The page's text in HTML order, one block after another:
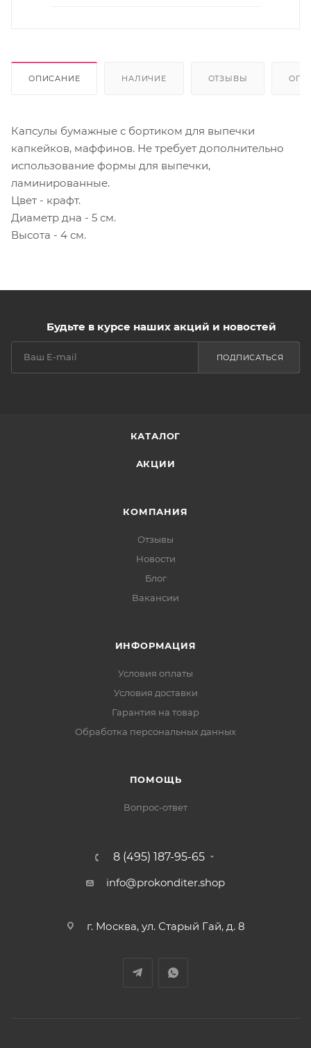
ОПИСАНИЕ НАЛИЧИЕ ОТЗЫВЫ
Капсулы бумажные с бортиком для выпечки
капкейков, маффинов. Не требует дополнительно
использование формы для выпечки,
ламинированные.
Цвет - крафт.
Диаметр дна - 5 см.
Высота - 4 см.
Будьте в курсе наших акций и новостей
ПОДПИСАТЬСЯ
КАТАЛОГ
АКЦИИ
КОМПАНИЯ
Отзывы
Новости
Блог
Вакансии
ИНФОРМАЦИЯ
Условия оплаты
Условия доставки
Гарантия на товар
Обработка персональных данных
ПОМОЩЬ
Вопрос-ответ
8 (495) 187-95-65
info@prokonditer.shop
г. Москва, ул. Старый Гай, д. 8